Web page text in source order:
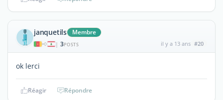
janquetils Membre
| 3POSTS il y a 13 ans #20
ok lerci
Réagir Répondre